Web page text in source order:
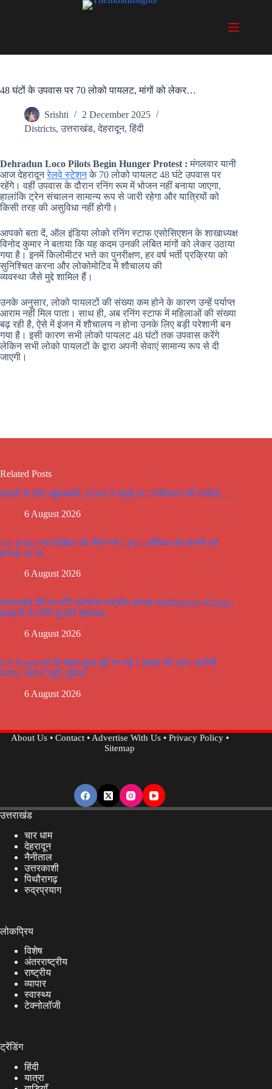
48 घंटों के उपवास पर 70 लोको पायलट, मांगों को लेकर…
Srishti
2 December 2025
Districts,उत्तराखंड,देहरादून,हिंदी
Dehradun Loco Pilots Begin Hunger Protest :मंगलवार यानी
आज देहरादूनरेलवे स्टेशनके 70 लोको पायलट 48 घंटे उपवास पर
रहेंगे। वहीं उपवास के दौरान रनिंग रूम में भोजन नहीं बनाया जाएगा,
हालांकि ट्रेन संचालन सामान्य रूप से जारी रहेगा और यात्रियों को
किसी तरह की असुविधा नहीं होगी।
आपको बता दें, ऑल इंडिया लोको रनिंग स्टाफ एसोसिएशन के शाखाध्यक्ष
विनोद कुमार ने बताया कि यह कदम उनकी लंबित मांगों को लेकर उठाया
गया है। इनमें किलोमीटर भत्ते का पुनरीक्षण, हर वर्ष भर्ती प्रक्रिया को
सुनिश्चित करना और लोकोमोटिव में शौचालय की
व्यवस्था जैसे मुद्दे शामिल हैं।
उनके अनुसार, लोको पायलटों की संख्या कम होने के कारण उन्हें पर्याप्त
आराम नहीं मिल पाता। साथ ही, अब रनिंग स्टाफ में महिलाओं की संख्या
बढ़ रही है, ऐसे में इंजन में शौचालय न होना उनके लिए बड़ी परेशानी बन
गया है। इसी कारण सभी लोको पायलट 48 घंटों तक उपवास करेंगे
लेकिन सभी लोको पायलटों के द्वारा अपनी सेवाएं सामान्य रूप से दी
जाएगी।
Related Posts
छात्रों के लिए खुशखबरी, HNB ने बढ़ाई PG पंजीकरण की तारीख…
6 August 2026
Air India: एयर इंडिया को मिले नये CEO, अर्फिका की कंपंनी को
बनाया था नं०
6 August 2026
उत्तराखंड दौरे पर होंगे कांग्रेस राष्ट्रीय अध्यक्ष Mallikarjun Kharge,
हल्द्वानी से करेंगे चुनावी शंखनाद..
6 August 2026
US Nagar:घर के महज कुछ दूरी पर गई 1 छात्र की जान, आरोपी
फरार, जांच में जुटी पुलिस
6 August 2026
About Us• Contact•Advertise With Us• Privacy Policy•
Sitemap
उत्तराखंड
चार धाम
देहरादून
नैनीताल
उत्तरकाशी
पिथौरागढ़
रुद्रप्रयाग
लोकप्रिय
विशेष
अंतरराष्ट्रीय
राष्ट्रीय
व्यापार
स्वास्थ्य
टेक्नोलॉजी
ट्रेंडिंग
हिंदी
यात्रा